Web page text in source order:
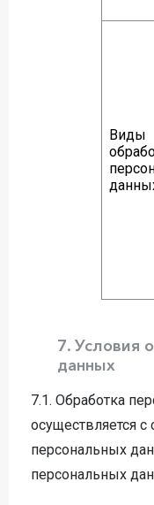
Виды
7. Условия
данных
7.1. Обработка
осуществляется с
персональных
персональных